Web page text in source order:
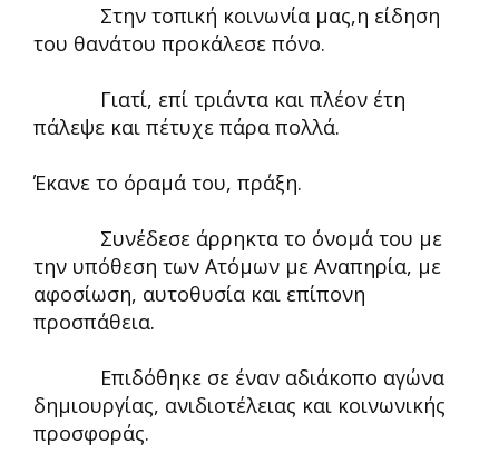
Στην τοπική κοινωνία μας,η είδηση
του θανάτου προκάλεσε πόνο.
Γιατί, επί τριάντα και πλέον έτη
πάλεψε και πέτυχε πάρα πολλά.
Έκανε το όραμά του, πράξη.
Συνέδεσε άρρηκτα το όνομά του με
την υπόθεση των Ατόμων με Αναπηρία, με
αφοσίωση, αυτοθυσία και επίπονη
προσπάθεια.
Επιδόθηκε σε έναν αδιάκοπο αγώνα
δημιουργίας, ανιδιοτέλειας και κοινωνικής
προσφοράς.